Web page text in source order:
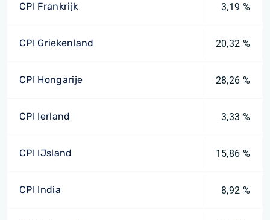
CPI Frankrijk 3,19 %
CPI Griekenland 20,32 %
CPI Hongarije 28,26 %
CPI Ierland 3,33 %
CPI IJsland 15,86 %
CPI India 8,92 %